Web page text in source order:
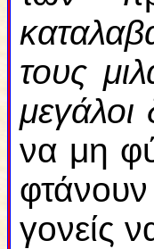
τους
να μη
φτάνουν
γονείς